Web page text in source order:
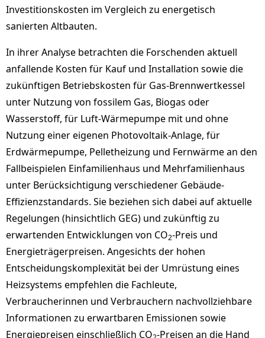
Investitionskosten im Vergleich zu energetisch
sanierten Altbauten.
In ihrer Analyse betrachten die Forschenden aktuell
anfallende Kosten für Kauf und Installation sowie die
zukünftigen Betriebskosten für Gas-Brennwertkessel
unter Nutzung von fossilem Gas, Biogas oder
Wasserstoff, für Luft-Wärmepumpe mit und ohne
Nutzung einer eigenen Photovoltaik-Anlage, für
Erdwärmepumpe, Pelletheizung und Fernwärme an den
Fallbeispielen Einfamilienhaus und Mehrfamilienhaus
unter Berücksichtigung verschiedener Gebäude-
Effizienzstandards. Sie beziehen sich dabei auf aktuelle
Regelungen (hinsichtlich GEG) und zukünftig zu
erwartenden Entwicklungen von CO2-Preis und
Energieträgerpreisen. Angesichts der hohen
Entscheidungskomplexität bei der Umrüstung eines
Heizsystems empfehlen die Fachleute,
Verbraucherinnen und Verbrauchern nachvollziehbare
Informationen zu erwartbaren Emissionen sowie
Energiepreisen einschließlich CO -Preisen an die Hand